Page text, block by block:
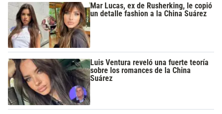
Mar Lucas, ex de Rusherking, le copió
un detalle fashion a la China Suárez
Luis Ventura reveló una fuerte teoría
sobre los romances de la China
Suárez